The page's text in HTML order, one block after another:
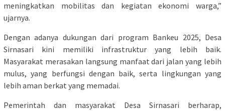
meningkatkan mobilitas dan kegiatan ekonomi warga,”
ujarnya.
Dengan adanya dukungan dari program Bankeu 2025, Desa
Sirnasari kini memiliki infrastruktur yang lebih baik.
Masyarakat merasakan langsung manfaat dari jalan yang lebih
mulus, yang berfungsi dengan baik, serta lingkungan yang
lebih aman berkat yang memadai.
Pemerintah dan masyarakat Desa Sirnasari berharap,